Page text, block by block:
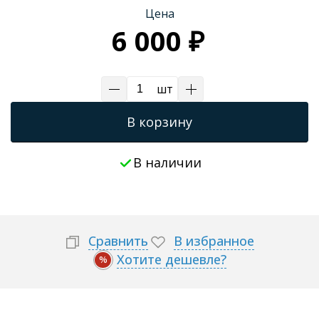
Трапы для душевых
Цена
6 000 ₽
шт
В корзину
В наличии
Сравнить В избранное
% Хотите дешевле?